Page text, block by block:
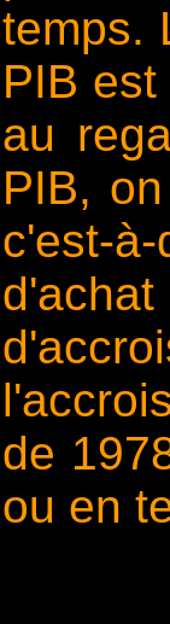
temps.
PIB
au
PIB,
c'est-
de
ou en